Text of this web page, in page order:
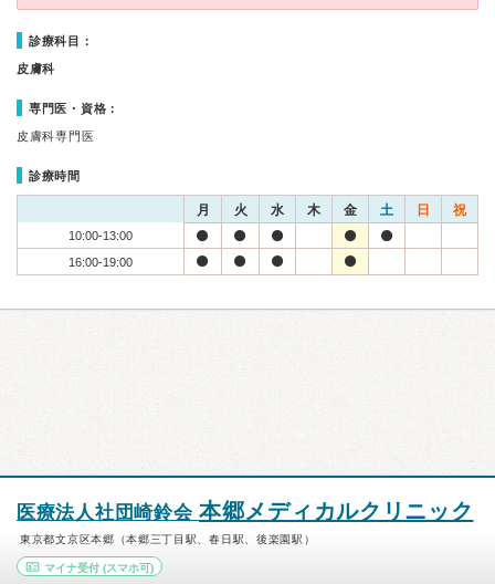
診療科目：
皮膚科
専門医・資格：
皮膚科専門医
診療時間
月 火 水 木 金 土 日 祝
10:00-13:00
16:00-19:00
医療法人社団崎鈴会 本郷メディカルクリニック
東京都文京区本郷（本郷三丁目駅、春日駅、後楽園駅）
マイナ受付 (スマホ可)